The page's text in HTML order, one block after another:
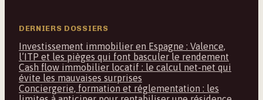
DERNIERS DOSSIERS
Investissement immobilier en Espagne : Valence,
l’ITP et les pièges qui font basculer le rendement
Cash flow immobilier locatif : le calcul net-net qui
évite les mauvaises surprises
Conciergerie, formation et réglementation : les